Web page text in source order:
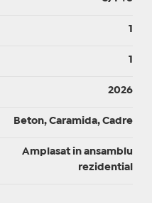
1
1
2026
Beton, Caramida, Cadre
Amplasat in ansamblu
rezidential